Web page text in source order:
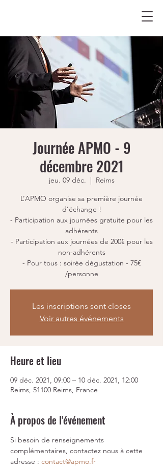
Journée APMO - 9
décembre 2021
jeu. 09 déc.
  |
Reims
L’APMO organise sa première journée
d’échange !
- Participation aux journées gratuite pour les
adhérents
- Participation aux journées de 200€ pour les
non-adhérents
- Pour tous : soirée dégustation - 75€
/personne
Les inscriptions sont closes
Voir autres événements
Heure et lieu
09 déc. 2021, 09:00 – 10 déc. 2021, 12:00
Reims, 51100 Reims, France
À propos de l'événement
Si besoin de renseignements
complémentaires, contactez nous à cette
adresse : contact@apmo.fr